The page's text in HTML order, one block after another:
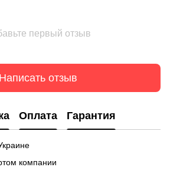
первый отзыв
Написать отзыв
Оплата Гарантия
компании